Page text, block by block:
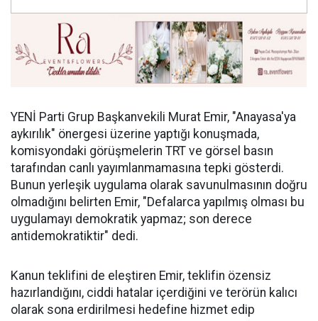
YENİ Parti Grup Başkanvekili Murat Emir, "Anayasa'ya
aykırılık" önergesi üzerine yaptığı konuşmada,
komisyondaki görüşmelerin TRT ve görsel basın
tarafından canlı yayımlanmamasına tepki gösterdi.
Bunun yerleşik uygulama olarak savunulmasının doğru
olmadığını belirten Emir, "Defalarca yapılmış olması bu
uygulamayı demokratik yapmaz; son derece
antidemokratiktir" dedi.
Kanun teklifini de eleştiren Emir, teklifin özensiz
hazırlandığını, ciddi hatalar içerdiğini ve terörün kalıcı
olarak sona erdirilmesi hedefine hizmet edip